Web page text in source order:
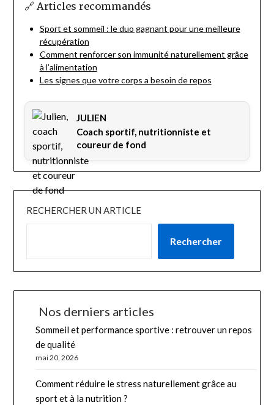
🔗 Articles recommandés
Sport et sommeil : le duo gagnant pour une meilleure
récupération
Comment renforcer son immunité naturellement grâce
à l’alimentation
Les signes que votre corps a besoin de repos
JULIEN
Coach sportif, nutritionniste et
coureur de fond
RECHERCHER UN ARTICLE
Rechercher
Nos derniers articles
Sommeil et performance sportive : retrouver un repos
de qualité
mai 20, 2026
Comment réduire le stress naturellement grâce au
sport et à la nutrition ?